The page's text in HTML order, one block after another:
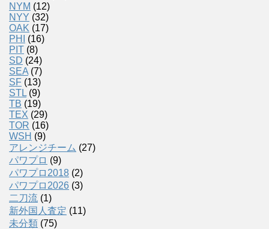
NYM (12)
NYY (32)
OAK (17)
PHI
(16)
PIT (8)
SD (24)
SEA (7)
SF (13)
STL (9)
TB (19)
TEX (29)
TOR (16)
WSH (9)
アレンジチーム (27)
パワプロ (9)
パワプロ2018 (2)
パワプロ2026 (3)
二刀流 (1)
新外国人査定 (11)
未分類 (75)